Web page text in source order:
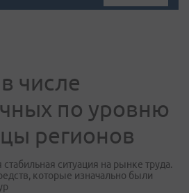
числе
по уровню
регионов
ситуация на рынке труда.
которые изначально были